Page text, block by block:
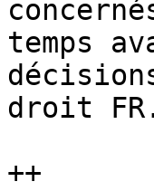
temps
droit
++